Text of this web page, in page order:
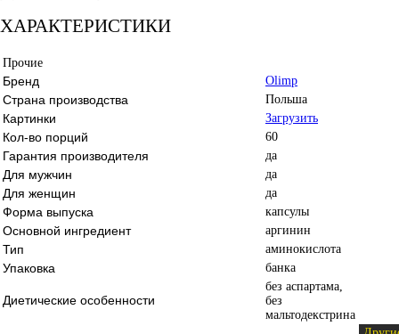
ХАРАКТЕРИСТИКИ
Прочие
Бренд Olimp
Страна производства Польша
Картинки Загрузить
Кол-во порций 60
Гарантия производителя да
Для мужчин да
Для женщин да
Форма выпуска капсулы
Основной ингредиент аргинин
Тип аминокислота
Упаковка банка
Диетические особенности
без аспартама,
без
мальтодекстрина